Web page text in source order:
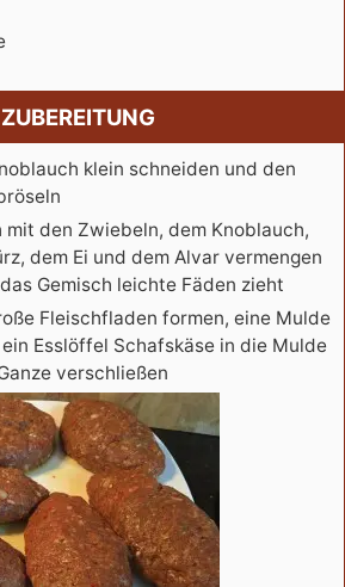
ZUBEREITUNG
klein schneiden und den
mit den Zwiebeln, dem Knoblauch,
dem Ei und dem Alvar vermengen
Gemisch leichte Fäden zieht
Fleischfladen formen, eine Mulde
Esslöffel Schafskäse in die Mulde
verschließen